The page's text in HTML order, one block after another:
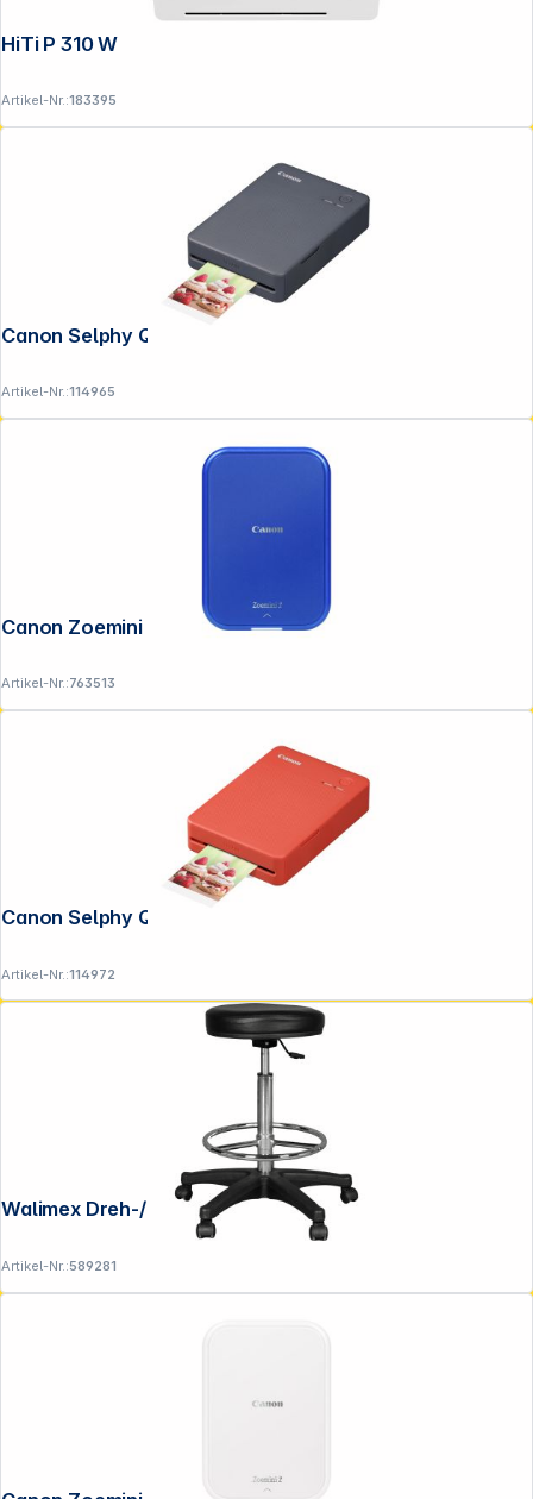
HiTi P 310 W
Artikel-Nr.:183395
Canon Selphy QX 20 dunkelgrau
Artikel-Nr.:114965
Canon Zoemini 2 marineblau
Artikel-Nr.:763513
Canon Selphy QX 20 terrakotta
Artikel-Nr.:114972
Walimex Dreh-/Posierhocker
Artikel-Nr.:589281